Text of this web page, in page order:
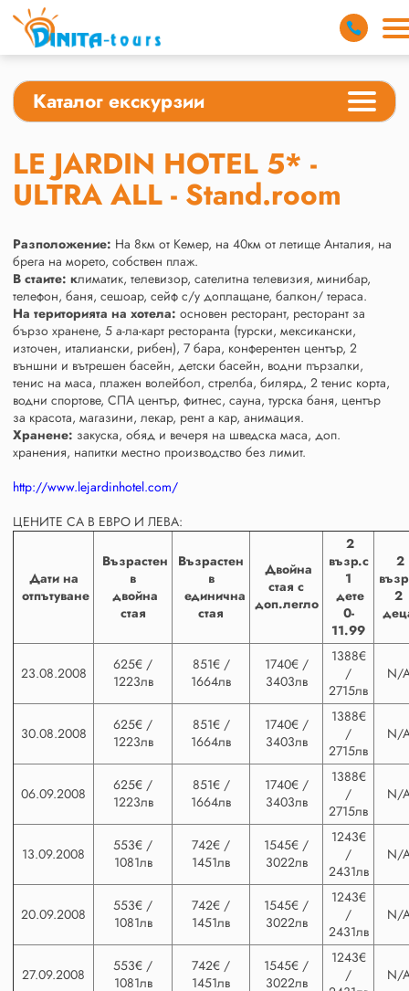
Каталог екскурзии
LE JARDIN HOTEL 5* -
ULTRA ALL - Stand.room
Разположение: На 8км от Кемер, на 40км от летище Анталия, на
брега на морето, собствен плаж.
В стаите: климатик, телевизор, сателитна телевизия, минибар,
телефон, баня, сешоар, сейф с/у доплащане, балкон/ тераса.
На територията на хотела: основен ресторант, ресторант за
бързо хранене, 5 а-ла-карт ресторанта (турски, мексикански,
източен, италиански, рибен), 7 бара, конферентен център, 2
външни и вътрешен басейн, детски басейн, водни пързалки,
тенис на маса, плажен волейбол, стрелба, билярд, 2 тенис корта,
водни спортове, СПА център, фитнес, сауна, турска баня, център
за красота, магазини, лекар, рент а кар, анимация.
Хранене: закуска, обяд и вечеря на шведска маса, доп.
хранения, напитки местно производство без лимит.
http://www.lejardinhotel.com/
ЦЕНИТЕ СА В ЕВРО И ЛЕВА:
Дати на
отпътуване
Възрастен
в
двойна
стая
Възрастен
в
единична
стая
Двойна
стая с
доп.легло
2
възр.с
1
дете
0-
11.99
2
2
23.08.2008
625€ /
1223лв
851€ /
1664лв
1740€ /
3403лв
1388€
/
2715лв
N/
30.08.2008
625€ /
1223лв
851€ /
1664лв
1740€ /
3403лв
1388€
/
2715лв
N/
06.09.2008
625€ /
1223лв
851€ /
1664лв
1740€ /
3403лв
1388€
/
2715лв
N/
13.09.2008
553€ /
1081лв
742€ /
1451лв
1545€ /
3022лв
1243€
/
2431лв
N/
20.09.2008
553€ /
1081лв
742€ /
1451лв
1545€ /
3022лв
1243€
/
2431лв
N/
27.09.2008
553€ /
1081лв
742€ /
1451лв
1545€ /
3022лв
1243€
/
N/